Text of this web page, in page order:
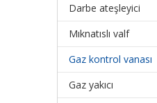
Darbe ateşleyici
Mıknatıslı valf
Gaz kontrol vanası
Gaz yakıcı